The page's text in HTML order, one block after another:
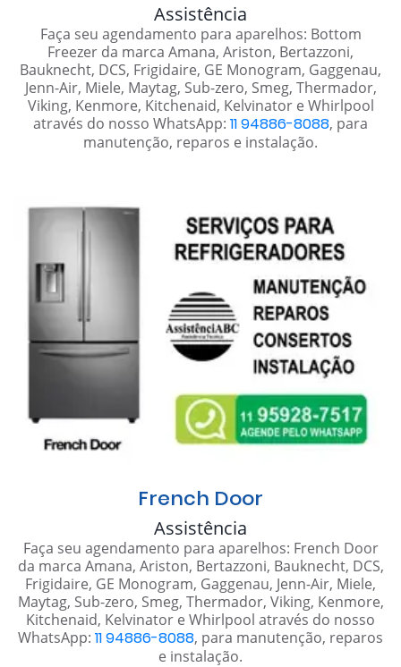
Assistência
Faça seu agendamento para aparelhos: Bottom
Freezer da marca Amana, Ariston, Bertazzoni,
Bauknecht, DCS, Frigidaire, GE Monogram, Gaggenau,
Jenn-Air, Miele, Maytag, Sub-zero, Smeg, Thermador,
Viking, Kenmore, Kitchenaid, Kelvinator e Whirlpool
através do nosso WhatsApp: 11 94886-8088, para
manutenção, reparos e instalação.
French Door
Assistência
Faça seu agendamento para aparelhos: French Door
da marca Amana, Ariston, Bertazzoni, Bauknecht, DCS,
Frigidaire, GE Monogram, Gaggenau, Jenn-Air, Miele,
Maytag, Sub-zero, Smeg, Thermador, Viking, Kenmore,
Kitchenaid, Kelvinator e Whirlpool através do nosso
WhatsApp: 11 94886-8088, para manutenção, reparos
e instalação.